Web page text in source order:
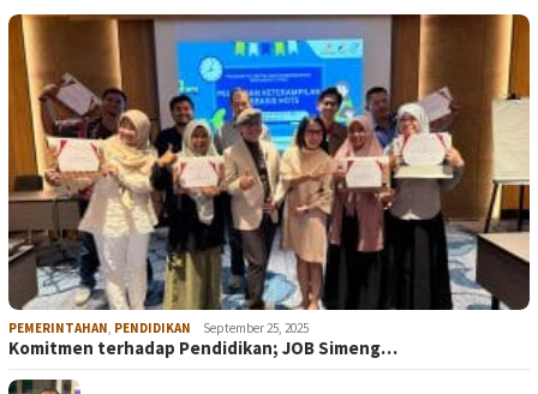
PEMERINTAHAN, PENDIDIKAN September 25, 2025
Komitmen terhadap Pendidikan; JOB Simeng…